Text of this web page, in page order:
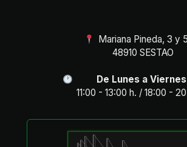
Mariana Pineda, 3 y 5
48910 SESTAO
De Lunes a
11:00 - 13:00 h. / 18:00 -